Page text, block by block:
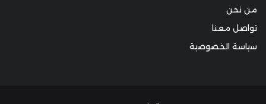
من نحن
تواصل معنا
سياسة الخصوصية